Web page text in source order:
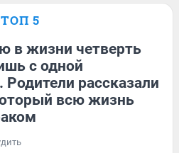
ТОП 5
в жизни четверть
с одной
Родители рассказали
всю жизнь